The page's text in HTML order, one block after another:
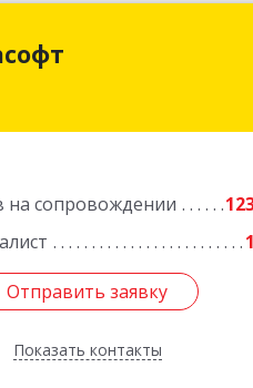
на сопровождении
1
Отправить заявку
Показать контакты
обл, Котлас г,
Отправить заявку
Назад